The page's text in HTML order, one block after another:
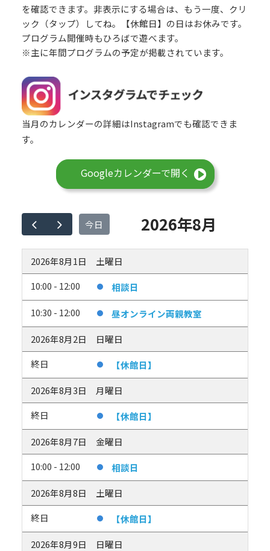
を確認できます。非表示にする場合は、もう一度、クリ
ック（タップ）してね。【休館日】の日はお休みです。
プログラム開催時もひろばで遊べます。
※主に年間プログラムの予定が掲載されています。
当月のカレンダーの詳細はInstagramでも確認できま
す。
Googleカレンダーで開く
今日 2026年8月
2026年8月1日
土曜日
10:00 - 12:00
相談日
10:30 - 12:00 昼オンライン両親教室
2026年8月2日
日曜日
終日
【休館日】
2026年8月3日
月曜日
終日
【休館日】
2026年8月7日
金曜日
10:00 - 12:00
相談日
2026年8月8日
土曜日
終日
【休館日】
2026年8月9日
日曜日